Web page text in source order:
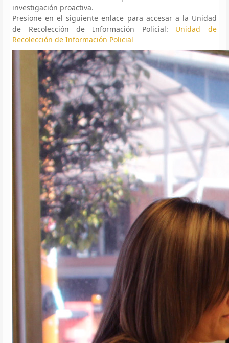
investigación proactiva.
Presione en el siguiente enlace para accesar a la Unidad
de Recolección de Información Policial: Unidad de
Recolección de Información Policial